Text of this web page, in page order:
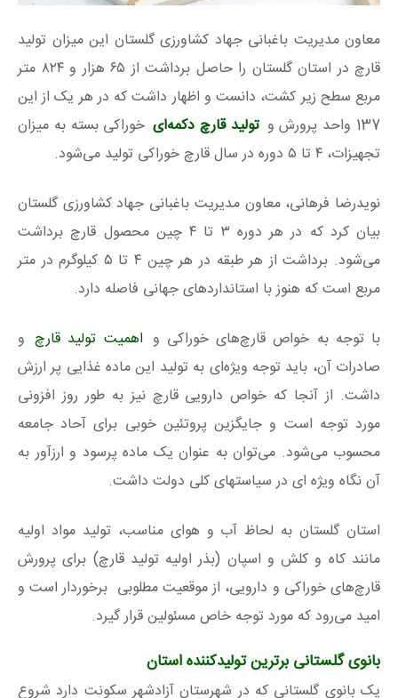
معاون مدیریت باغبانی جهاد کشاورزی گلستان این میزان تولید
قارچ در استان گلستان را حاصل برداشت از ۶۵ هزار و ۸۲۴ متر
مربع سطح زیر کشت، دانست و اظهار داشت که در هر یک از این
137 واحد پرورش و
تولید قارچ دکمه‌‎ای
خوراکی بسته به میزان
تجهیزات، ۴ تا ۵ دوره در سال قارچ خوراکی تولید می‌شود.
نویدرضا فرهانی، معاون مدیریت باغبانی جهاد کشاورزی گلستان
بیان کرد که در هر دوره ۳ تا ۴ چین محصول قارچ برداشت
می‌شود. برداشت از هر طبقه در هر چین ۴ تا ۵ کیلوگرم در متر
مربع است که هنوز با استانداردهای جهانی فاصله دارد.
با توجه به خواص قارچ‌های خوراکی و اهمیت تولید قارچ و
صادرات آن، باید توجه ویژه‌ای به تولید این ماده غذایی پر ارزش
داشت. از آنجا که خواص دارویی قارچ نیز به طور روز افزونی
مورد توجه است و جایگزین پروتئین خوبی برای آحاد جامعه
محسوب می‌شود. می‌توان به عنوان یک ماده پرسود و ارزآور به
آن نگاه ویژه ای در سیاستهای کلی دولت داشت.
استان گلستان به لحاظ آب و هوای مناسب، تولید مواد اولیه
مانند کاه و کلش و اسپان (بذر اولیه تولید قارچ) برای پرورش
قارچ‌های خوراکی و دارویی، از موقعیت مطلوبی برخوردار است و
امید می‌رود که مورد توجه خاص مسئولین قرار گیرد.
بانوی گلستانی برترين توليدكننده استان
یک بانوی گلستانی که در شهرستان آزادشهر سکونت دارد شروع